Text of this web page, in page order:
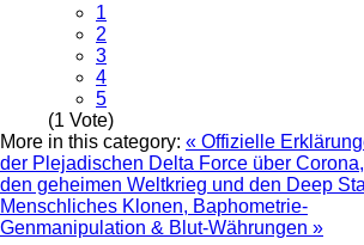
1
2
3
4
5
(1 Vote)
More in this category: « Offizielle
der Plejadischen Delta Force über Corona,
den geheimen Weltkrieg und den Deep
Menschliches Klonen, Baphometrie-
Genmanipulation & Blut-Währungen »